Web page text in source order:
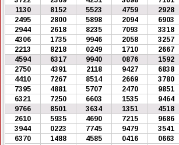
1130
8152 5523 4759 2928
2495
2800 5898 2094 6903
2944
2618 8235 7093 3318
4306
1735 9946 2058 3257
2213
8218 0249 1710 2667
4594
6317 9940 0876 1592
2750
4391 2118 9427 6838
4410
7267 8514 2669 3780
7395
4881 5707 2470 9851
6321
7250 6603 1535 9464
9766
8501 3634 1351 4518
2610
5935 4690 7215 9686
3944
0223 7745 9479 3541
6370
1488 4585 0416 0663